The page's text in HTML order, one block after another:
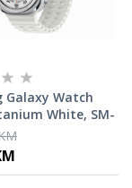
Galaxy Watch
White, SM-
pametni sat